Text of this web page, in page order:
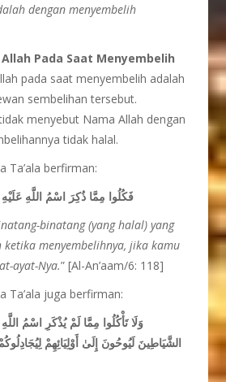
dengan menyembelih
Pada Saat Menyembelih
pada saat menyembelih adalah
sembelihan tersebut.
menyebut Nama Allah dengan
tidak halal.
Ta’ala berfirman:
فَكُلُوا مِمَّا ذُكِرَ اسْمُ اللَّهِ عَلَيْهِ
binatang (yang halal) yang
menyembelihnya, jika kamu
ayat-Nya.” [Al-An’aam/6: 118]
Ta’ala juga berfirman:
وَلَا تَأْكُلُوا مِمَّا لَمْ يُذْكَرِ اسْمُ
الشَّيَاطِينَ لَيُوحُونَ إِلَىٰ أَوْلِيَائِهِمْ